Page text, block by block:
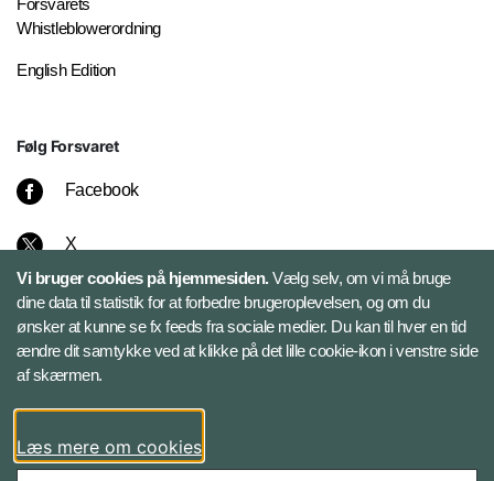
Forsvarets
Whistleblowerordning
English Edition
Følg Forsvaret
Facebook
X
Instagram
Bluesky
LinkedIn
Vi bruger cookies på hjemmesiden.Vælg selv, om vi må bruge
dine data til statistik for at forbedre brugeroplevelsen, og om du
ønsker at kunne se fx feeds fra sociale medier. Du kan til hver en tid
ændre dit samtykke ved at klikke på det lille cookie-ikon i venstre side
af skærmen.
Læs mere om cookies